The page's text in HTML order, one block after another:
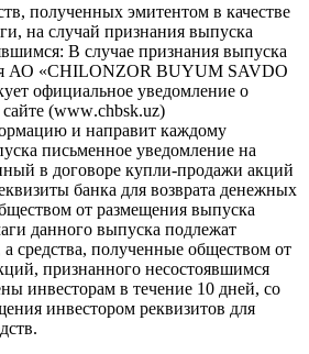
полученных эмитентом в качестве
на случай признания выпуска
В случае признания выпуска
АО «CHILONZOR BUYUM SAVDO
официальное уведомление о
(www.chbsk.uz)
и направит каждому
письменное уведомление на
в договоре купли-продажи акций
банка для возврата денежных
от размещения выпуска
данного выпуска подлежат
средства, полученные обществом от
признанного несостоявшимся
инвесторам в течение 10 дней, со
инвестором реквизитов для